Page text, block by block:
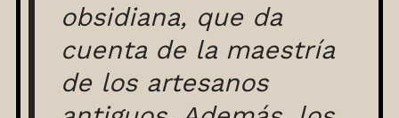
obsidiana, que da
cuenta de la maestría
de los artesanos